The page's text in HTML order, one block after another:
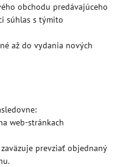
obchodu predávajúceho
súhlas s týmito
až do vydania nových
web-stránkach
prevziať objednaný